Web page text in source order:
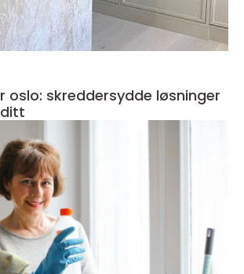
oslo: skreddersydde løsninger